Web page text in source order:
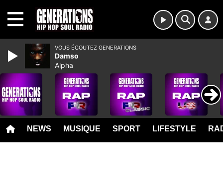
NEWS MUSIQUE SPORT LIFESTYLE
VOUS ÉCOUTEZ GENERATIONS
Damso
Alpha